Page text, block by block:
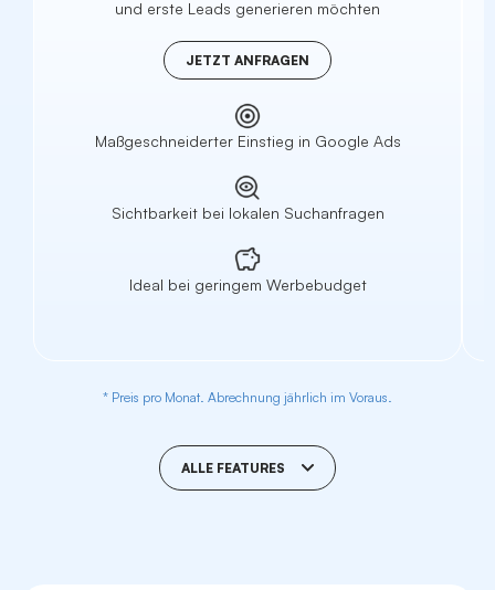
und erste Leads generieren möchten
JETZT ANFRAGEN
Maßgeschneiderter Einstieg in Google Ads
Sichtbarkeit bei lokalen Suchanfragen
Ideal bei geringem Werbebudget
* Preis pro Monat. Abrechnung jährlich im Voraus.
ALLE FEATURES